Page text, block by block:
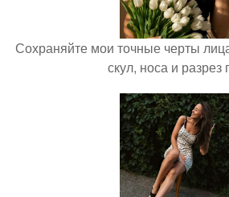
Сохраняйте мои точные черты
скул, носа и разрез